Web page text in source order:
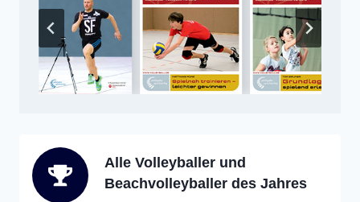
Alle Volleyballer und
Beachvolleyballer des Jahres